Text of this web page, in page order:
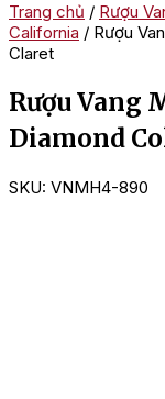
Trang chủ / Rượu
California / Rượu
Claret
Rượu Vang
Diamond
SKU: VNMH4-890